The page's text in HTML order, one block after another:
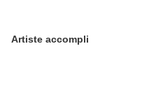
Artiste accompli